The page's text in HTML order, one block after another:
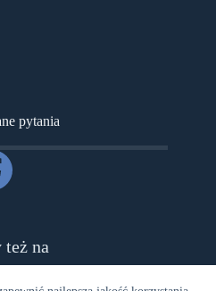
pytania
też na